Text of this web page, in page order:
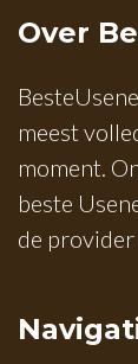
Over
meest
moment.
beste
de